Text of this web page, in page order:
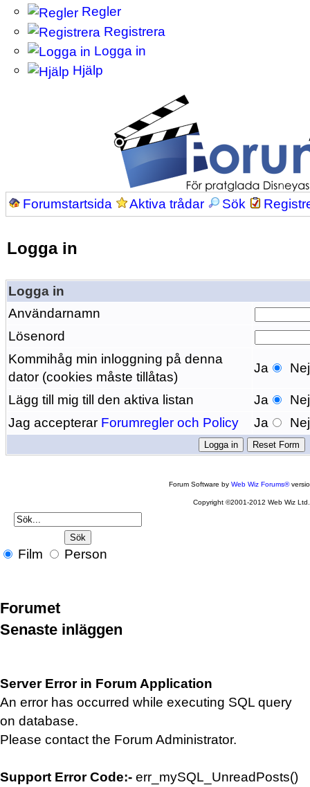
Regler
Registrera
Logga in
Hjälp
Forumstartsida Aktiva trådar Sök
Logga in
Logga in
Användarnamn
Lösenord
Kommihåg min inloggning på denna
dator (cookies måste tillåtas)
Ja Nej
Lägg till mig till den aktiva listan Ja
Nej
Jag accepterar Forumregler och Policy Ja Nej
Forum Software byWeb Wiz Forums®
Copyright ©2001-2012 Web Wiz Ltd.
Film Person
Forumet
Senaste inläggen
Server Error in Forum Application
An error has occurred while executing SQL query
on database.
Please contact the Forum Administrator.
Support Error Code:- err_mySQL_UnreadPosts()